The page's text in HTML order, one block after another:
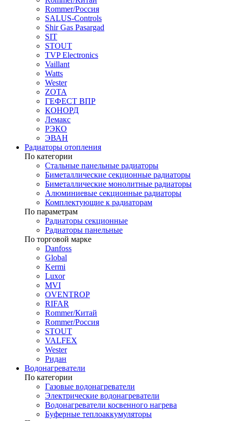
Rommer/Россия
SALUS-Controls
Shir Gas Pasargad
SIT
STOUT
TVP Electronics
Vaillant
Watts
Wester
ZOTA
ГЕФЕСТ ВПР
КОНОРД
Лемакс
РЭКО
ЭВАН
Радиаторы отопления
По категории
Стальные панельные радиаторы
Биметаллические секционные радиаторы
Биметаллические монолитные радиаторы
Алюминиевые секционные радиаторы
Комплектующие к радиаторам
По параметрам
Радиаторы секционные
Радиаторы панельные
По торговой марке
Danfoss
Global
Kermi
Luxor
MVI
OVENTROP
RIFAR​
Rommer/Китай
Rommer/Россия
STOUT
VALFEX
Wester
Ридан
Водонагреватели
По категории
Газовые водонагреватели
Электрические водонагреватели
Водонагреватели косвенного нагрева
Буферные теплоаккумуляторы